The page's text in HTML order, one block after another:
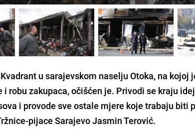
u sarajevskom naselju Otoka, na kojoj
i robu zakupaca, očišćen je. Privodi se kraju
i provode sve ostale mjere koje trabaju biti
pijace Sarajevo Jasmin Terović.